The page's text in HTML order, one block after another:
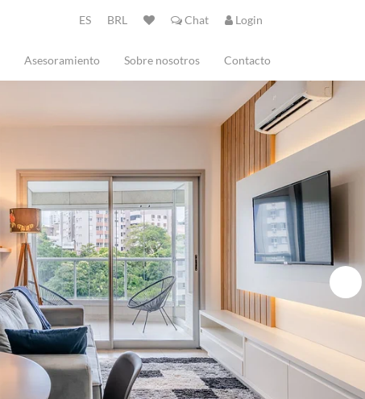
ES BRL Chat Login
Asesoramiento Sobre nosotros Contacto